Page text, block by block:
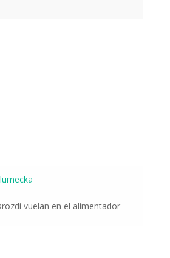
vuelan en el alimentador